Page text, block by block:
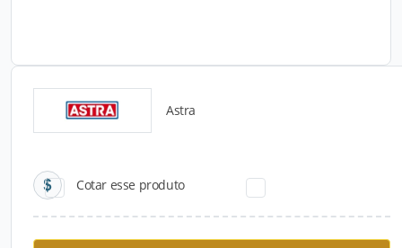
Astra
Cotar esse produto
Catálogos para Download